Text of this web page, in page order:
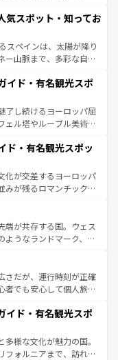
景やアマルフィ海岸の絶
光の合間には、本場の
ア料理を堪能することも
で、すべての瞬間を楽し
テンツ一覧を参照してほ
気スポット・知ってお
スペインは、太陽が降り
ー山脈まで、多彩な自然
フラメンコ、熱気あふ
生活の一部となってい
雰囲気や、バルセロナの
は古代ローマ遺跡や中世
異なるスペインはその個
イド・有名観光スポ
了し続けるヨーロッパ屈
ェル塔やルーブル美術館
華麗な宮殿、歴史的な大
自然が、訪れる者を心
美食の国としても知ら
文化遺産にも登録されて
楽しみ方が可能だ。さ
溢れており、どの街角に
。パリ以外の個性あふ
ド・有名観光スポッ
化が交差するヨーロッパ
みが残るロマンチック街
飽きることがない。ベ
州のアルプスの絶景、そ
った風景は必見。ビール
なお、新着の
照してほしい。
端が共存する国。ウェス
ようなランドマーク、歴
、優雅なアフタヌーン
い英国パブ、サッカー観
験も豊富。イギリスを旅
さだが、運行時刻が正確
者でも安心して個人旅行
ならではのユニークな
なく町歩きも満喫する
め物価も高いが、旅行
もあり、うまく活用すれ
イド・有名観光スポ
様な文化が魅力の国。
フォルニアまで、訪れる